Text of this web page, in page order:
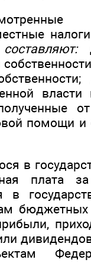
власти
помощи
в
плата
в